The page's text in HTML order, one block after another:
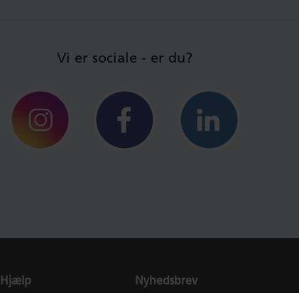
Vi er sociale - er du?
Hjælp Nyhedsbrev